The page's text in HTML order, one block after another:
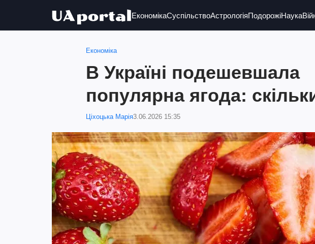
ЕкономікаСуспільствоАстрологіяПодорожіНаука
Економіка
В Україні подешевшала
популярна ягода:
Ціхоцька Марія3.06.2026 15:35